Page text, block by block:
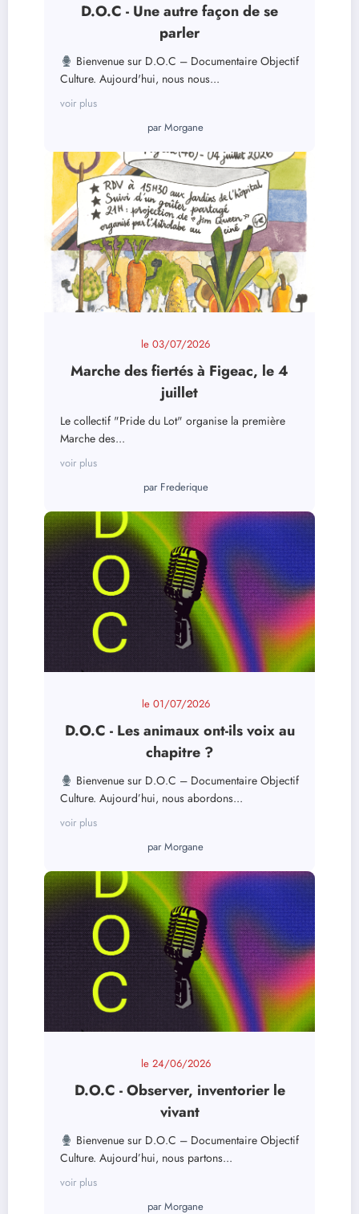
D.O.C - Une autre façon de se
parler
Bienvenue sur D.O.C – Documentaire Objectif
Culture. Aujourd'hui, nous nous...
voir plus
parMorgane
le 03/07/2026
Marche des fiertés à Figeac, le 4
juillet
Le collectif "Pride du Lot" organise la première
Marche des...
voir plus
par Frederique
le 01/07/2026
D.O.C - Les animaux ont-ils voix au
chapitre ?
Bienvenue sur D.O.C – Documentaire Objectif
Culture. Aujourd’hui, nous abordons...
voir plus
parMorgane
le 24/06/2026
D.O.C - Observer, inventorier le
vivant
Bienvenue sur D.O.C – Documentaire Objectif
Culture. Aujourd’hui, nous partons...
voir plus
parMorgane